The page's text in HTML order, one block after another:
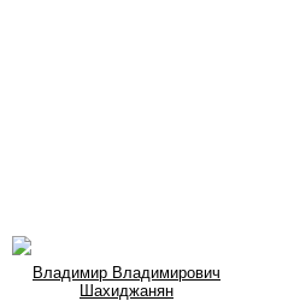
Владимир Владимирович
Шахиджанян